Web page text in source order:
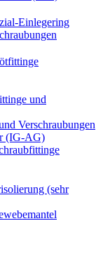
Einlegering
und
Verschraubungen
(IG-AG)
(sehr